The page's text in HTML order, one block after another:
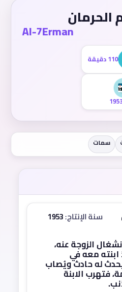
الحرمان
Al-7Erman
110 دقيقة
سمات
سنة الإنتاج:
الزوجة عنه،
ابنته معه في
له حادث ويُصاب
فتهرب الابنة